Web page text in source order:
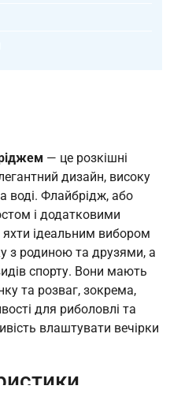
— це розкішні
дизайн, високу
воді. Флайбрідж, або
і додатковими
яхти ідеальним вибором
з родиною та друзями, а
спорту. Вони мають
та розваг, зокрема,
для риболовлі та
влаштувати вечірки